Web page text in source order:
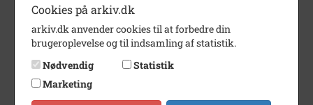
Type
Arkivskaber
Det Fynske Rockarkiv
Medlemmer: Bl.a.
Madsen, Søren Straarup.
Cookies på arkiv.dk
arkiv.dk anvender cookies til at forbedre din
brugeroplevelse og til indsamling af statistik.
Nødvendig
Statistik
Marketing